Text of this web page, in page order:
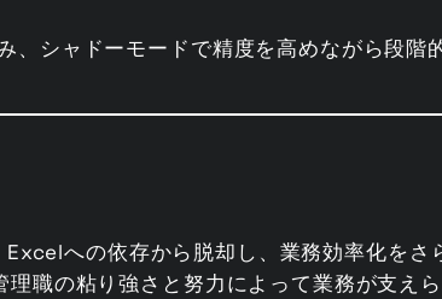
、シャドーモードで精度を高めながら段階
への依存から脱却し、業務効率化をさ
職の粘り強さと努力によって業務が支え